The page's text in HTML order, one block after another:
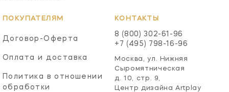
ПОКУПАТЕЛЯМ
Договор-Оферта
Оплата и доставка
Политика в отношении
обработки
КОНТАКТЫ
8 (800) 302-61-96
+7 (495) 798-16-96
Москва, ул. Нижняя
Сыромятническая
д. 10, стр. 9,
Центр дизайна Artplay